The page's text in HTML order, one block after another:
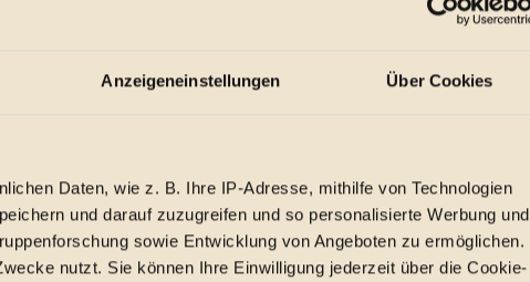
Anzeigeneinstellungen Über Cookies
Daten, wie z. B. Ihre IP-Adresse, mithilfe von Technologien
und darauf zuzugreifen und so personalisierte Werbung und
sowie Entwicklung von Angeboten zu ermöglichen.
nutzt. Sie können Ihre Einwilligung jederzeit über die Cookie-